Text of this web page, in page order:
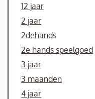
12 jaar
2 jaar
2dehands
2e hands speelgoed
3 jaar
3 maanden
4 jaar